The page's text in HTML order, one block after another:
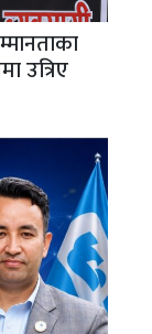
उत्रिए